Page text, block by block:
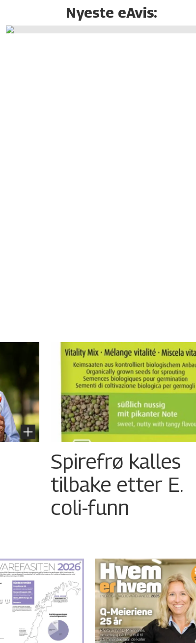
Nyeste eAvis:
Spirefrø kalles
tilbake etter E.
coli-funn